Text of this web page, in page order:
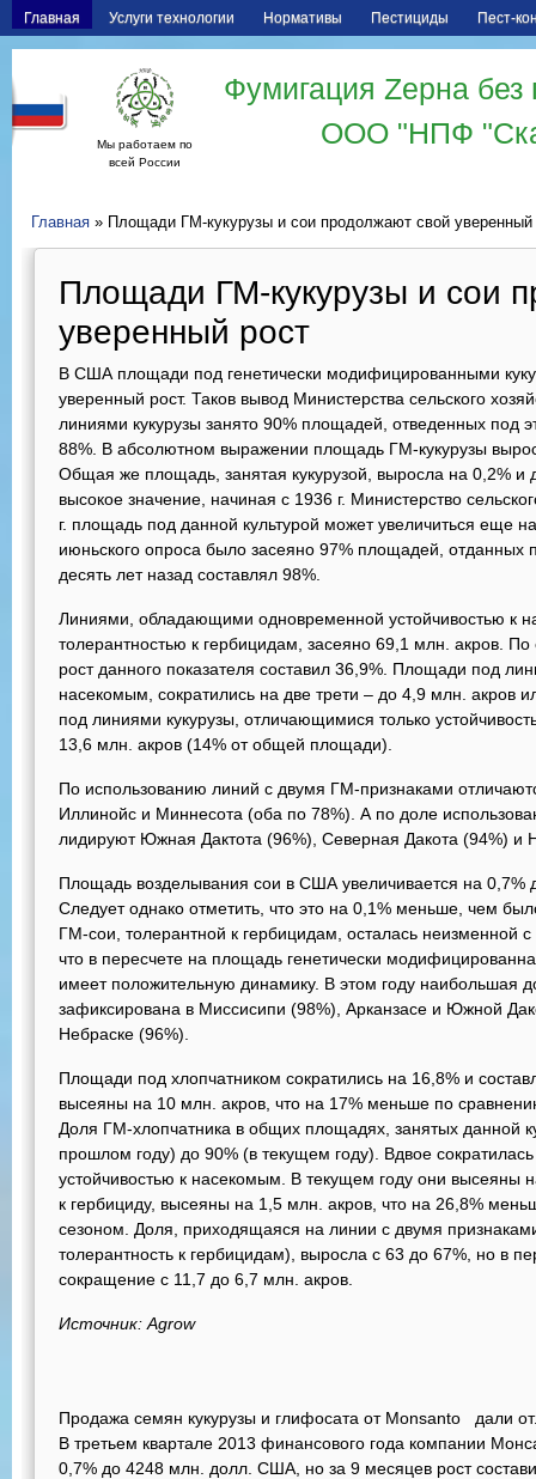
Главная Услуги технологии Нормативы Пестициды Пест-
Мы работаем по
всей России
Фумигация Zерна
ООО "НПФ
Главная » Площади ГМ-кукурузы и сои продолжают свой уверенный
Площади ГМ-кукурузы и сои
уверенный рост
В США площади под генетически модифицированными
уверенный рост. Таков вывод Министерства сельского
линиями кукурузы занято 90% площадей, отведенных под
88%. В абсолютном выражении площадь ГМ-кукурузы
Общая же площадь, занятая кукурузой, выросла на 0,2% и
высокое значение, начиная с 1936 г. Министерство
г. площадь под данной культурой может увеличиться еще
июньского опроса было засеяно 97% площадей, отданных
десять лет назад составлял 98%.
Линиями, обладающими одновременной устойчивостью к
толерантностью к гербицидам, засеяно 69,1 млн. акров.
рост данного показателя составил 36,9%. Площади под
насекомым, сократились на две трети – до 4,9 млн.
под линиями кукурузы, отличающимися только
13,6 млн. акров (14% от общей площади).
По использованию линий с двумя ГМ-признаками
Иллинойс и Миннесота (оба по 78%). А по доле
лидируют Южная Дактота (96%), Северная Дакота (94%) и
Площадь возделывания сои в США увеличивается на 0,7%
Следует однако отметить, что это на 0,1% меньше, чем
ГМ-сои, толерантной к гербицидам, осталась неизменной
что в пересчете на площадь генетически
имеет положительную динамику. В этом году наибольшая
зафиксирована в Миссисипи (98%), Арканзасе и Южной
Небраске (96%).
Площади под хлопчатником сократились на 16,8% и
высеяны на 10 млн. акров, что на 17% меньше по
Доля ГМ-хлопчатника в общих площадях, занятых данной
прошлом году) до 90% (в текущем году). Вдвое
устойчивостью к насекомым. В текущем году они высеяны
к гербициду, высеяны на 1,5 млн. акров, что на 26,8%
сезоном. Доля, приходящаяся на линии с двумя
толерантность к гербицидам), выросла с 63 до 67%, но в
сокращение с 11,7 до 6,7 млн. акров.
Источник: Agrow
Продажа семян кукурузы и глифосата от Monsanto дали
В третьем квартале 2013 финансового года компании
0,7% до 4248 млн. долл. США, но за 9 месяцев рост